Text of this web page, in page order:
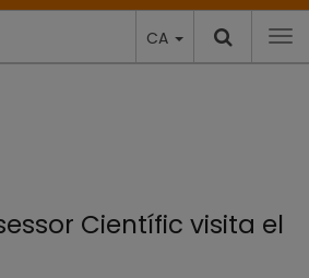
CA
Científic visita el